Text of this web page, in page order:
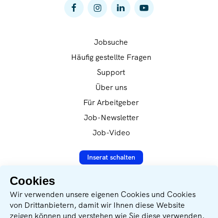
MitgliedsbetriebeOrganisatorische, personelle
und finanzielle Verantwortung der
ÖffentlichkeitsarbeitMarketing und
Mediaplanung der Sparte HandelEntwicklung
Kommunikationsmaßnahmen, Service- und
Bildungsangeboten sowie markt-
BranchenkonzeptenKoordinierung und Leitung
von Ausschüssen und ArbeitsgruppenPlanung,
VeranstaltungenDas zeichnet Sie
Persönlichkeit mit
betriebswirtschaftlicher Background von
in der Beratung und
InteressenvertretungPraktische Erfahrung im
Jobsuche
Häufig gestellte Fragen
Support
Über uns
Für Arbeitgeber
Job-Newsletter
Job-Video
Inserat schalten
Datenverarbeitung nach
DSVGO-Verordnung
Cookies
Wir verwenden unsere eigenen Cookies und Cookies
von Drittanbietern, damit wir Ihnen diese Website
zeigen können und verstehen wie Sie diese verwenden,